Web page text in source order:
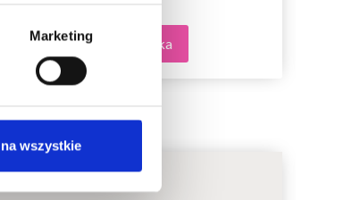
Marketing
wszystkie
Dodaj do koszyka